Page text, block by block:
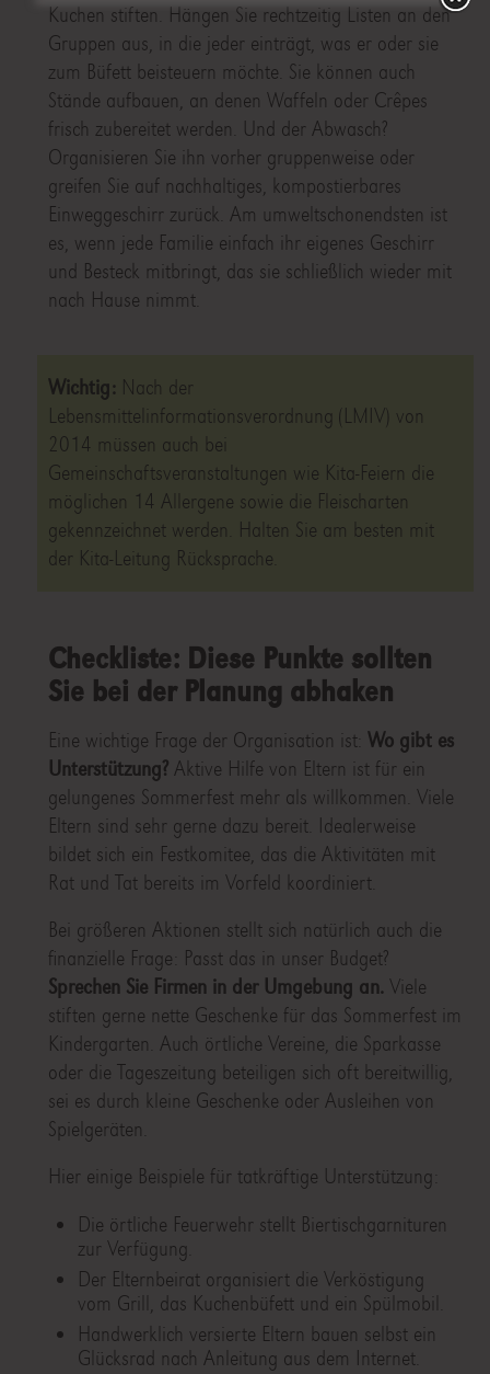
Kuchen stiften. Hängen Sie rechtzeitig Listen an den
Gruppen aus, in die jeder einträgt, was er oder sie
zum Büfett beisteuern möchte. Sie können auch
Stände aufbauen, an denen Waffeln oder Crêpes
frisch zubereitet werden. Und der Abwasch?
Organisieren Sie ihn vorher gruppenweise oder
greifen Sie auf nachhaltiges, kompostierbares
Einweggeschirr zurück. Am umweltschonendsten ist
es, wenn jede Familie einfach ihr eigenes Geschirr
und Besteck mitbringt, das sie schließlich wieder mit
nach Hause nimmt.
Wichtig: Nach der
Lebensmittelinformationsverordnung (LMIV) von
2014 müssen auch bei
Gemeinschaftsveranstaltungen wie Kita-Feiern die
möglichen 14 Allergene sowie die Fleischarten
gekennzeichnet werden. Halten Sie am besten mit
der Kita-Leitung Rücksprache.
Checkliste: Diese Punkte sollten
Sie bei der Planung abhaken
Eine wichtige Frage der Organisation ist: Wo gibt es
Unterstützung?Aktive Hilfe von Eltern ist für ein
gelungenes Sommerfest mehr als willkommen. Viele
Eltern sind sehr gerne dazu bereit. Idealerweise
bildet sich ein Festkomitee, das die Aktivitäten mit
Rat und Tat bereits im Vorfeld koordiniert.
Bei größeren Aktionen stellt sich natürlich auch die
finanzielle Frage: Passt das in unser Budget?
Sprechen Sie Firmen in der Umgebung an.Viele
stiften gerne nette Geschenke für das Sommerfest im
Kindergarten. Auch örtliche Vereine, die Sparkasse
oder die Tageszeitung beteiligen sich oft bereitwillig,
sei es durch kleine Geschenke oder Ausleihen von
Spielgeräten.
Hier einige Beispiele für tatkräftige Unterstützung:
Die örtliche Feuerwehr stellt Biertischgarnituren
zur Verfügung.
Der Elternbeirat organisiert die Verköstigung
vom Grill, das Kuchenbüfett und ein Spülmobil.
Handwerklich versierte Eltern bauen selbst ein
Glücksrad nach Anleitung aus dem Internet.